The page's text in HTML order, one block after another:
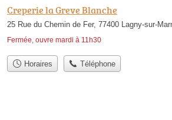
Creperie la Greve Blanche
25 Rue du Chemin de Fer, 77400 Lagny-sur-
Fermée, ouvre mardi à 11h30
Horaires Téléphone